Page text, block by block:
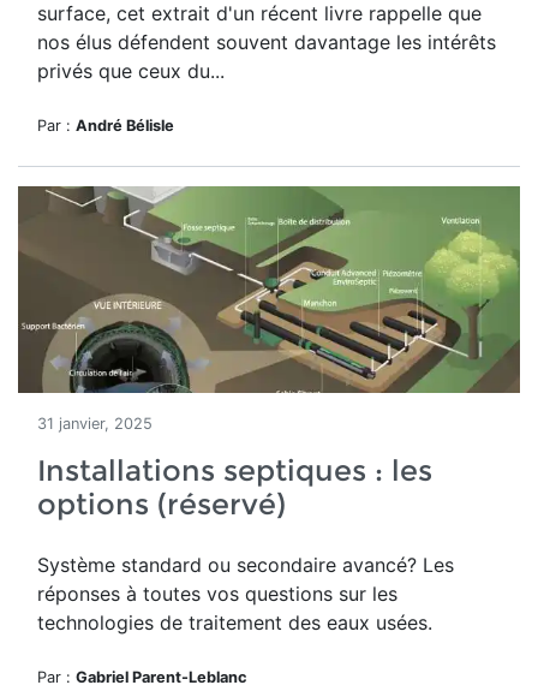
surface, cet extrait d'un récent livre rappelle que
nos élus défendent souvent davantage les intérêts
privés que ceux du...
Par : André Bélisle
31 janvier, 2025
Installations septiques : les
options (réservé)
Système standard ou secondaire avancé? Les
réponses à toutes vos questions sur les
technologies de traitement des eaux usées.
Par : Gabriel Parent-Leblanc